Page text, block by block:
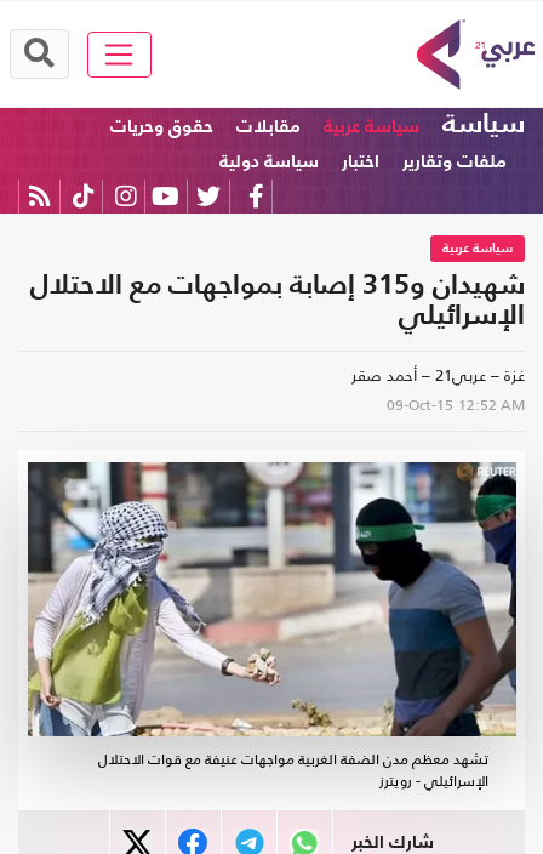
سياسة سياسة عربية مقابلات
حقوق وحريات
ملفات وتقارير
اختبار سياسة دولية
سياسة عربية
شهيدان و315 إصابة بمواجهات مع الاحتلال
الإسرائيلي
غزة – عربي21 – أحمد صقر
09-Oct-15 12:52 AM
تشهد معظم مدن الضفة الغربية مواجهات عنيفة مع قوات الاحتلال
الإسرائيلي - رويترز
شارك الخبر